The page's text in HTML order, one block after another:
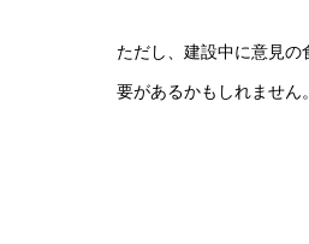
ただし、建設中に意見
要があるかもしれません